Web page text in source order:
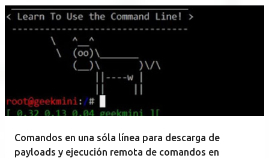
Comandos en una sóla línea para descarga de
payloads y ejecución remota de comandos en